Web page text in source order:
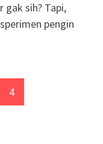
gak sih? Tapi,
pengin
4